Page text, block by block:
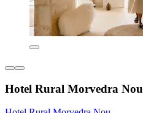
Hotel Rural Morvedra Nou